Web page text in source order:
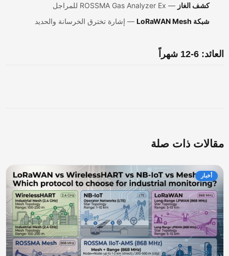
كشف الغاز— ROSSMA Gas Analyzer Ex للمراجل
شبكة LoRaWAN Mesh
— إشارة تخترق الخرسانة والحديد
6-12 شهراً
ذات صلة
أخبار